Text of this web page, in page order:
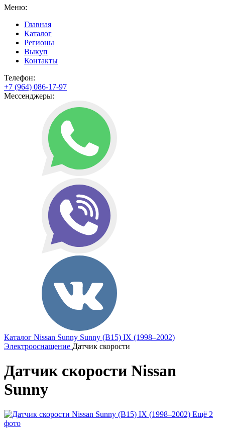
Меню:
Главная
Каталог
Регионы
Выкуп
Контакты
Телефон:
+7 (964) 086-17-97
Мессенджеры:
Каталог Nissan Sunny Sunny (B15) IX (1998–2002)
Электрооснащение Датчик скорости
Датчик скорости Nissan
Sunny
Ещё 2
фото